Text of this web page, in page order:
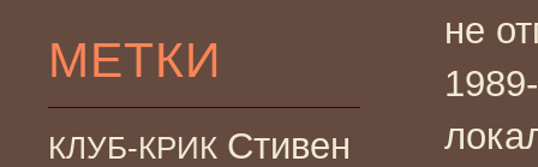
МЕТКИ
КЛУБ-КРИК Стивен
не